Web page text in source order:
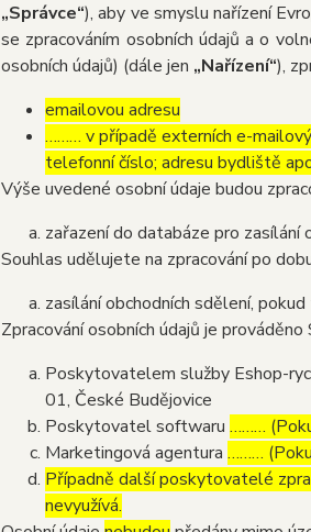
„Správce“), aby ve smyslu nařízení
se zpracováním osobních údajů a o
osobních údajů) (dále jen „Nařízení“),
emailovou adresu
……… v případě externích e-
telefonní číslo; adresu bydliště
Výše uvedené osobní údaje budou
zařazení do databáze pro zasílání
Souhlas udělujete na zpracování po
zasílání obchodních sdělení,
Zpracování osobních údajů je
Poskytovatelem služby Eshop-
01, České Budějovice
Poskytovatel softwaru ………
Marketingová agentura ………
Případně další poskytovatelé
nevyužívá.